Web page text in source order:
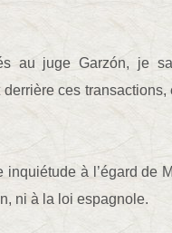
au juge Garzón, je
ces transactions,
à l’égard de
ni à la loi espagnole.